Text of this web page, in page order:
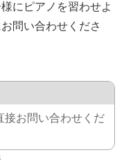
にピアノを習わせよ
問い合わせくださ
接お問い合わせくだ